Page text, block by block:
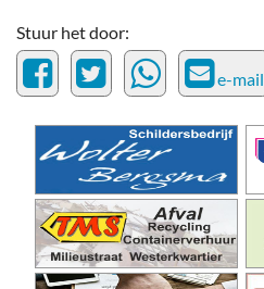
Stuur het door:
e-mail